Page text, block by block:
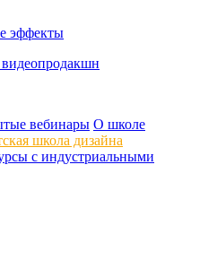
эффекты
вебинары О школе
школа дизайна
с индустриальными